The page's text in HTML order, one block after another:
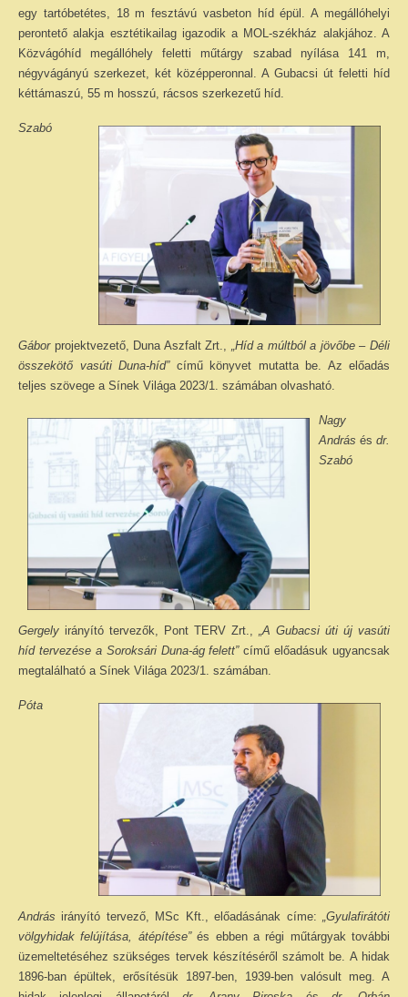
egy tartóbetétes, 18 m fesztávú vasbeton híd épül. A megállóhelyi
perontető alakja esztétikailag igazodik a MOL-székház alakjához. A
Közvágóhíd megállóhely feletti műtárgy szabad nyílása 141 m,
négyvágányú szerkezet, két középperonnal. A Gubacsi út feletti híd
kéttámaszú, 55 m hosszú, rácsos szerkezetű híd.
Szabó
Gáborprojektvezető, Duna Aszfalt Zrt., „Híd a múltból a jövőbe–Déli
összekötő vasúti Duna-híd”című könyvet mutatta be. Az előadás
teljes szövege a Sínek Világa 2023/1. számában olvasható.
Nagy
András és dr.
Szabó
Gergely irányító tervezők, Pont TERV Zrt., „A Gubacsi úti új vasúti
híd tervezése a Soroksári Duna-ág felett”című előadásuk ugyancsak
megtalálható a Sínek Világa 2023/1. számában.
Póta
András irányító tervező, MSc Kft., előadásának címe: „Gyulafirátóti
völgyhidak felújítása, átépítése”és ebben a régi műtárgyak további
üzemeltetéséhez szükséges tervek készítéséről számolt be. A hidak
1896-ban épültek, erősítésük 1897-ben, 1939-ben valósult meg. A